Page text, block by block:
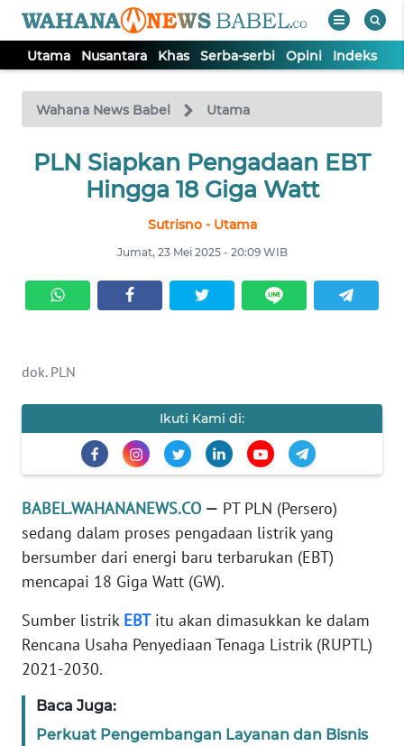
Utama Nusantara Khas Serba-serbi Opini Indeks
Wahana News Babel Utama
PLN Siapkan Pengadaan EBT
Hingga 18 Giga Watt
Sutrisno - Utama
Jumat, 23 Mei 2025 - 20:09 WIB
dok. PLN
Ikuti Kami di:
BABEL.WAHANANEWS.CO — PT PLN (Persero)
sedang dalam proses pengadaan listrik yang
bersumber dari energi baru terbarukan (EBT)
mencapai 18 Giga Watt (GW).
Sumber listrik EBTitu akan dimasukkan ke dalam
Rencana Usaha Penyediaan Tenaga Listrik (RUPTL)
2021-2030.
Baca Juga:
Perkuat Pengembangan Layanan dan Bisnis
TV
Tutup
UTAMA
SERBA-
OPINI
Informasi
KONTAK
KAMI
IKLAN
TENTANG
PEDOMAN